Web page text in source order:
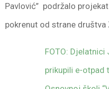
Pavlović” podržalo
pokrenut od strane društva
FOTO: Djelatnici
prikupili e-otpad